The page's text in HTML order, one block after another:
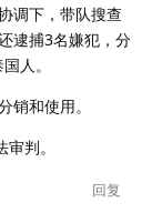
调下，带队搜查
逮捕3名嫌犯，分
人。
和使用。
判。
回复